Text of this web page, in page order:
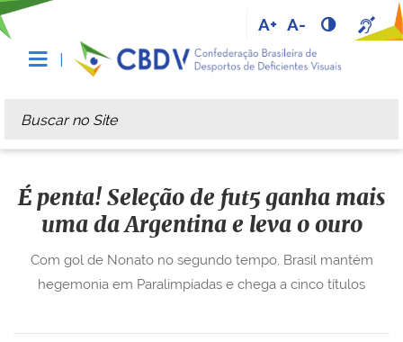
A+ A-
Busca
Busca Avançada…
É penta! Seleção de fut5 ganha mais
uma da Argentina e leva o ouro
Com gol de Nonato no segundo tempo, Brasil mantém
hegemonia em Paralimpíadas e chega a cinco títulos